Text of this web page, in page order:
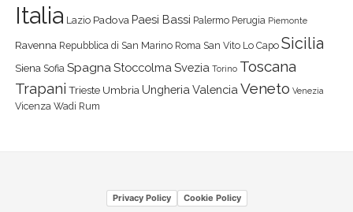
Italia Lazio Padova Paesi Bassi Palermo Perugia Piemonte
Ravenna Repubblica di San Marino Roma San Vito Lo Capo Sicilia
Siena Sofia Spagna Stoccolma Svezia Torino Toscana
Trapani Trieste Umbria Ungheria Valencia Veneto Venezia
Vicenza Wadi Rum
Privacy Policy Cookie Policy